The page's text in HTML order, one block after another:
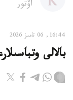
اۆتور
16:44, 06 تامىز 2026
بالالى